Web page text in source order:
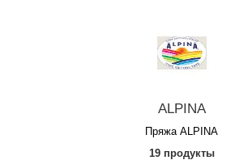
ALPINA
Пряжа ALPINA
19 продукты